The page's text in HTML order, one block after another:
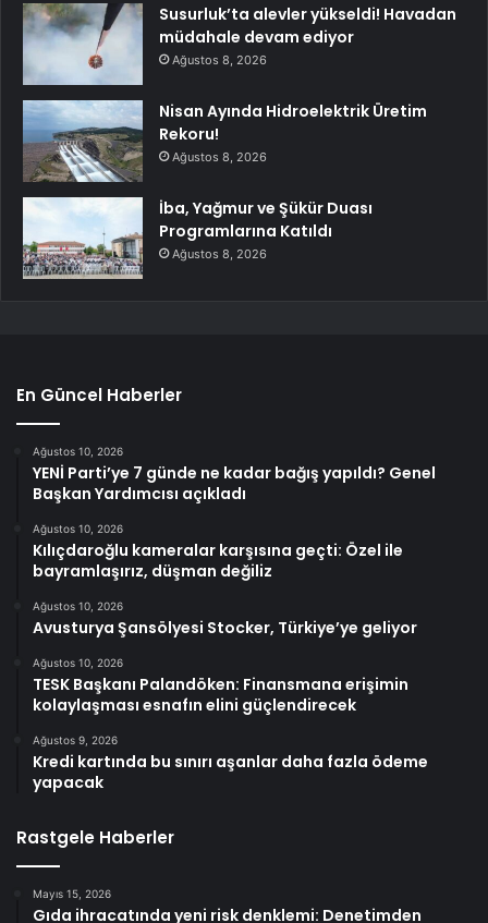
Susurluk’ta alevler yükseldi! Havadan
müdahale devam ediyor
Ağustos 8, 2026
Nisan Ayında Hidroelektrik Üretim
Rekoru!
Ağustos 8, 2026
İba, Yağmur ve Şükür Duası
Programlarına Katıldı
Ağustos 8, 2026
En Güncel Haberler
Ağustos 10, 2026
YENİ Parti’ye 7 günde ne kadar bağış yapıldı? Genel
Başkan Yardımcısı açıkladı
Ağustos 10, 2026
Kılıçdaroğlu kameralar karşısına geçti: Özel ile
bayramlaşırız, düşman değiliz
Ağustos 10, 2026
Avusturya Şansölyesi Stocker, Türkiye’ye geliyor
Ağustos 10, 2026
TESK Başkanı Palandöken: Finansmana erişimin
kolaylaşması esnafın elini güçlendirecek
Ağustos 9, 2026
Kredi kartında bu sınırı aşanlar daha fazla ödeme
yapacak
Rastgele Haberler
Mayıs 15, 2026
Gıda ihracatında yeni risk denklemi: Denetimden